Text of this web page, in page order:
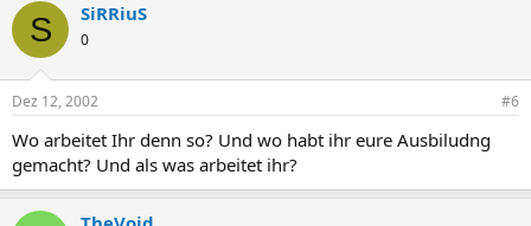
S SiRRiuS
0
Dez 12, 2002 #6
Wo arbeitet Ihr denn so? Und wo habt ihr eure Ausbiludng
gemacht? Und als was arbeitet ihr?